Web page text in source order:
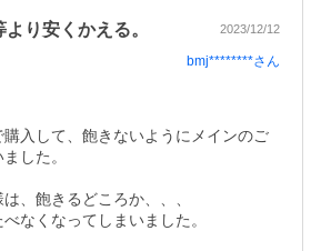
り安くかえる。 2023/12/12
bmj********さん
入して、飽きないようにメインのご
した。
、飽きるどころか、、、
なくなってしまいました。